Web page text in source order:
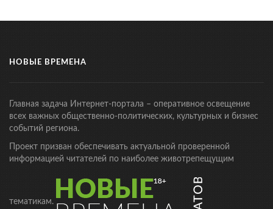
НОВЫЕ ВРЕМЕНА
Главная задача Интернет-портала – оперативное освещение
всех важных общественно-политических, культурных и бизнес
событий региона.
Проект призван обеспечивать актуальной проверенной
информацией читателей по наиболее животрепещущим
тематикам.